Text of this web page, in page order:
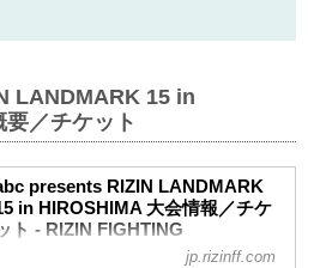
LANDMARK 15 in
／チケット
presents RIZIN LANDMARK
in HIROSHIMA 大会情報／チケ
ト - RIZIN FIGHTING
FEDERATION オフィシャルサイト
jp.rizinff.com